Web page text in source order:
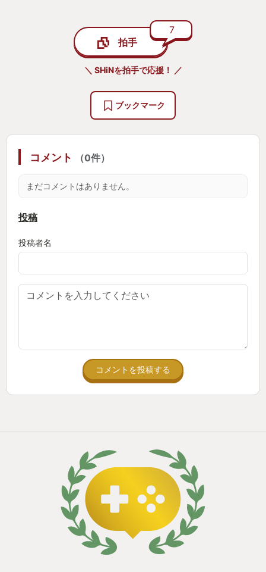
拍手
7
＼ SHiNを拍手で応援！ ／
ブックマーク
コメント （0件）
まだコメントはありません。
投稿
投稿者名
コメントを投稿する